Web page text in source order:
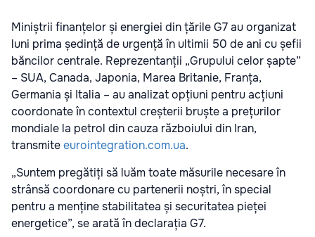
Miniștrii finanțelor și energiei din țările G7 au organizat
luni prima ședință de urgență în ultimii 50 de ani cu șefii
băncilor centrale. Reprezentanții „Grupului celor șapte”
– SUA, Canada, Japonia, Marea Britanie, Franța,
Germania și Italia – au analizat opțiuni pentru acțiuni
coordonate în contextul creșterii bruște a prețurilor
mondiale la petrol din cauza războiului din Iran,
transmiteeurointegration.com.ua.
„Suntem pregătiți să luăm toate măsurile necesare în
strânsă coordonare cu partenerii noștri, în special
pentru a menține stabilitatea și securitatea pieței
energetice”, se arată în declarația G7.